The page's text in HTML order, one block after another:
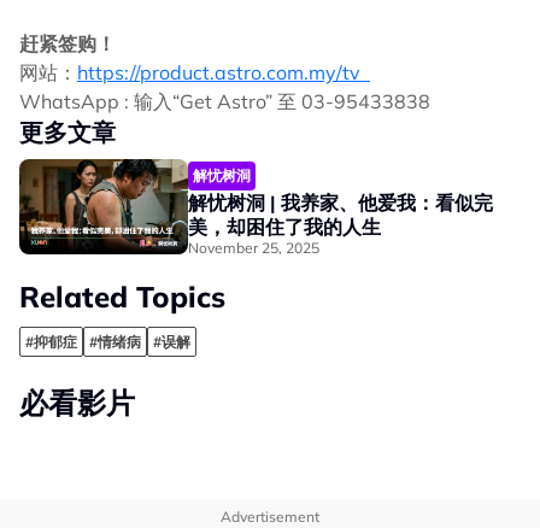
赶紧签购！
网站： https://product.astro.com.my/tv
WhatsApp : 输入“Get Astro” 至 03-95433838
更多文章
解忧树洞
解忧树洞 | 我养家、他爱我：看似完
美，却困住了我的人生
November 25, 2025
Related Topics
#抑郁症 #情绪病 #误解
必看影片
Advertisement